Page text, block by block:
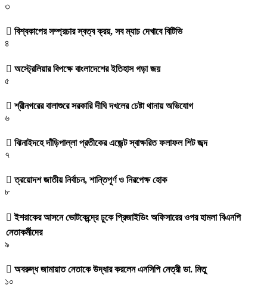
৩
বিশ্বকাপের সম্প্রচার স্বত্ব ক্রয়, সব ম্যাচ দেখাবে বিটিভি
৪
অস্ট্রেলিয়ার বিপক্ষে বাংলাদেশের ইতিহাস গড়া জয়
৫
শ্রীনগরের বালাশুরে সরকারি দীঘি দখলের চেষ্টা থানায় অভিযোগ
৬
ঝিনাইদহে দাঁড়িপাল্লা প্রতীকের এজেন্ট স্বাক্ষরিত ফলাফল শিট জব্দ
৭
ত্রয়োদশ জাতীয় নির্বাচন, শান্তিপূর্ণ ও নিরপেক্ষ হোক
৮
ইশরাকের আসনে ভোটকেন্দ্রে ঢুকে প্রিজাইডিং অফিসারের ওপর হামলা বিএনপি
নেতাকর্মীদের
৯
অবরুদ্ধ জামায়াত নেতাকে উদ্ধার করলেন এনসিপি নেত্রী ডা. মিতু
১০